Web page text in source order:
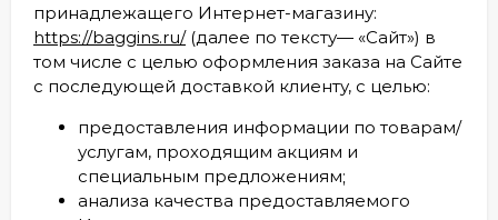
принадлежащего Интернет-магазину:
https://baggins.ru/(далее по тексту— «Сайт») в
том числе с целью оформления заказа на Сайте
с последующей доставкой клиенту, с целью:
предоставления информации по товарам/
услугам, проходящим акциям и
специальным предложениям;
анализа качества предоставляемого